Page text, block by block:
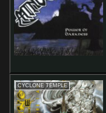
CYCLONE TEMPLE